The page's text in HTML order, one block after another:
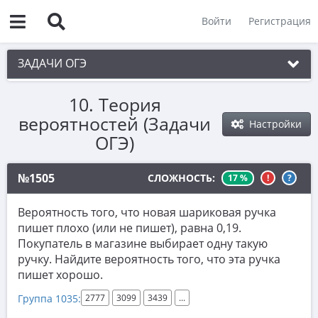
Войти Регистрация
ЗАДАЧИ ОГЭ
1. Практическая задача 1-5
2. См. раздел 1
4. См. раздел 1
6. Вычисления с дробями
7. Координатная прямая. Числовые
неравенства
8. Степени и корни
Настройки
10. Теория
вероятностей (Задачи
ОГЭ)
№1505 СЛОЖНОСТЬ: 17 % ! ?
Вероятность того, что новая шариковая ручка
пишет плохо (или не пишет), равна 0,19.
Покупатель в магазине выбирает одну такую
ручку. Найдите вероятность того, что эта ручка
пишет хорошо.
Группа 1035: 2777 3099 3439 ...